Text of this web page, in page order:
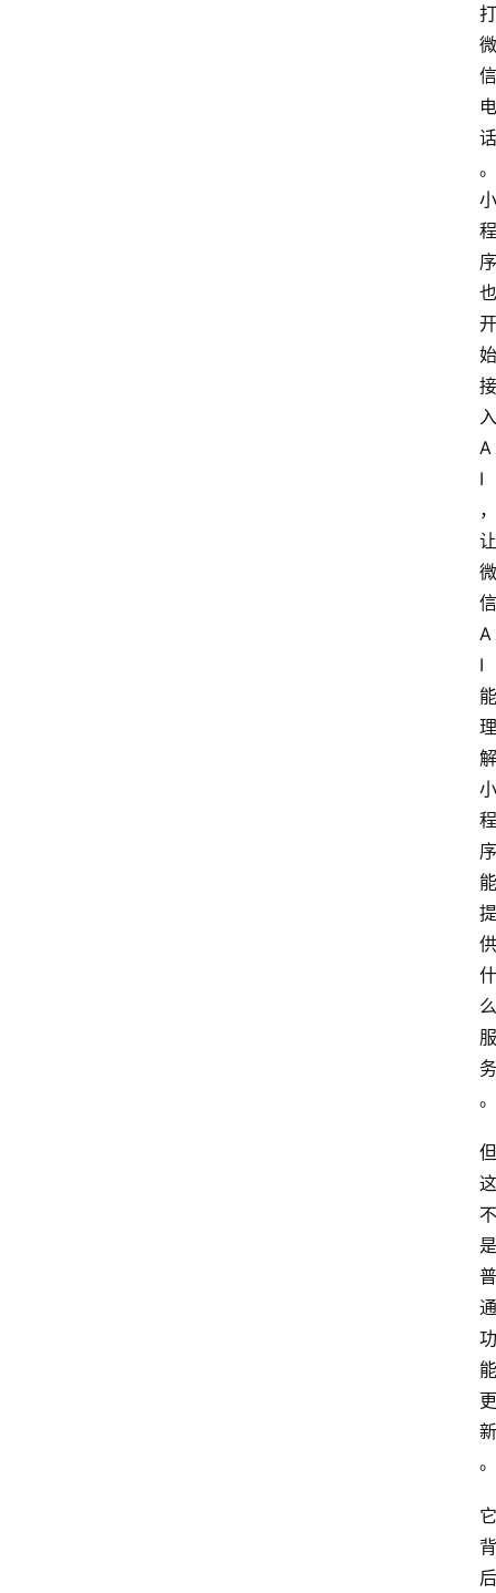
打
微
信
电
话
。
小
程
序
也
开
始
接
入
A
I
，
让
微
信
A
I
能
理
解
小
程
序
能
提
供
什
么
服
务
。
但
这
不
是
普
通
功
能
更
新
。
它
背
后